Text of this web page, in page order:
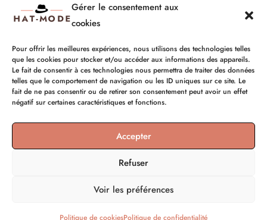
Gérer le consentement aux
cookies
Pour offrir les meilleures expériences, nous utilisons des technologies telles
que les cookies pour stocker et/ou accéder aux informations des appareils.
Le fait de consentir à ces technologies nous permettra de traiter des données
telles que le comportement de navigation ou les ID uniques sur ce site. Le
fait de ne pas consentir ou de retirer son consentement peut avoir un effet
négatif sur certaines caractéristiques et fonctions.
Accepter
Refuser
Voir les préférences
Politique de cookiesPolitique de confidentialité
Service client :
06 51 04 04 85
chapellerie@hat-mode.com